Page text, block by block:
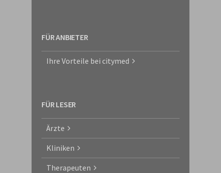
FÜR ANBIETER
Ihre Vorteile bei citymed
FÜR LESER
Ärzte
Kliniken
Therapeuten